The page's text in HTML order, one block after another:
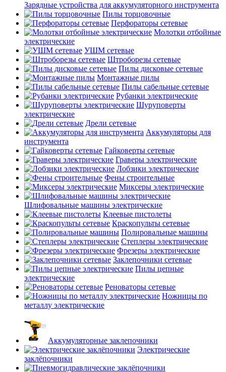
Зарядные устройства для аккумуляторного инструмента
Пилы торцовочные
Перфораторы сетевые
Молотки отбойные
электрические
УШМ сетевые
Штроборезы сетевые
Пилы дисковые сетевые
Монтажные пилы
Пилы сабельные сетевые
Рубанки электрические
Шуруповерты
электрические
Дрели сетевые
Аккумуляторы для
инструмента
Гайковерты сетевые
Граверы электрические
Лобзики электрические
Фены строительные
Миксеры электрические
Шлифовальные машины электрические
Клеевые пистолеты
Краскопульты сетевые
Полировальные машины
Степлеры электрические
Фрезеры электрические
Заклепочники сетевые
Пилы цепные
электрические
Реноваторы сетевые
Ножницы по
металлу электрические
Аккумуляторные заклепочники
Электрические
заклёпочники